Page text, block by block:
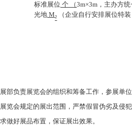
标准展位 个 （3m×3m，主办方
光地 M²
（企业自行安排展位特
部负责展览会的组织和筹备工作，参展单
览会规定的展出范围，严禁假冒伪劣及侵
做好展品布置，保证展出效果。